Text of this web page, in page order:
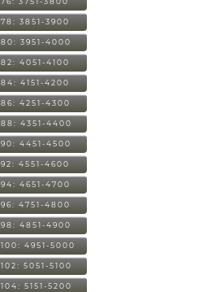
78: 3851-3900
80: 3951-4000
82: 4051-4100
84: 4151-4200
86: 4251-4300
88: 4351-4400
90: 4451-4500
92: 4551-4600
94: 4651-4700
96: 4751-4800
98: 4851-4900
100: 4951-5000
102: 5051-5100
104: 5151-5200